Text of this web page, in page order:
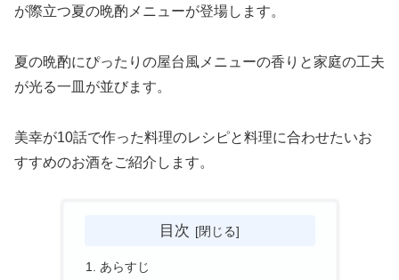
が際立つ夏の晩酌メニューが登場します。
夏の晩酌にぴったりの屋台風メニューの香りと家庭の工夫
が光る一皿が並びます。
美幸が10話で作った料理のレシピと料理に合わせたいお
すすめのお酒をご紹介します。
目次
あらすじ